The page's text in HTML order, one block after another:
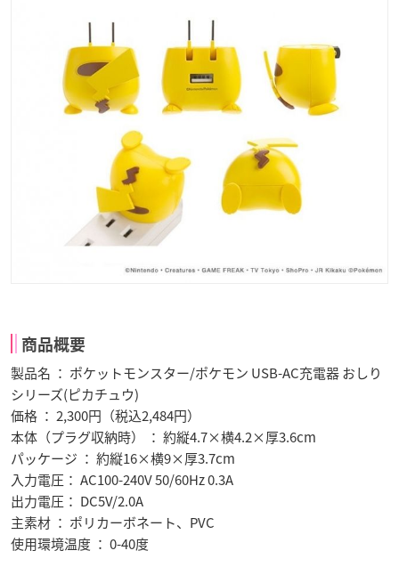
商品概要
製品名 ： ポケットモンスター/ポケモン USB-AC充電器 おしり
シリーズ(ピカチュウ)
価格 ： 2,300円（税込2,484円）
本体（プラグ収納時） ： 約縦4.7×横4.2×厚3.6cm
パッケージ ： 約縦16×横9×厚3.7cm
入力電圧： AC100-240V 50/60Hz 0.3A
出力電圧： DC5V/2.0A
主素材 ： ポリカーボネート、PVC
使用環境温度 ： 0-40度